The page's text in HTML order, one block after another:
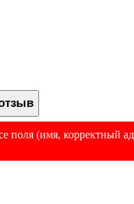
(имя, корректный